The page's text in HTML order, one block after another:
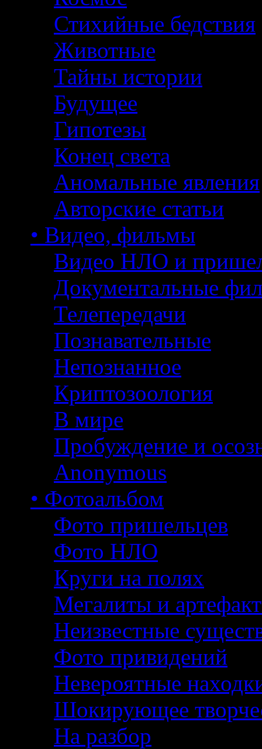
Стихийные бедствия
Животные
Тайны истории
Будущее
Гипотезы
Конец света
Аномальные явления
Авторские статьи
• Видео, фильмы
Видео НЛО и
Документальные
Телепередачи
Познавательные
Непознанное
Криптозоология
В мире
Пробуждение и
Anonymous
• Фотоальбом
Фото пришельцев
Фото НЛО
Круги на полях
Мегалиты и
Неизвестные
Фото привидений
Невероятные
Шокирующее
На разбор